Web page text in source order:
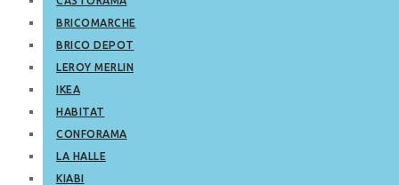
BRICOMARCHE
BRICO DEPOT
LEROY MERLIN
IKEA
HABITAT
CONFORAMA
LA HALLE
KIABI